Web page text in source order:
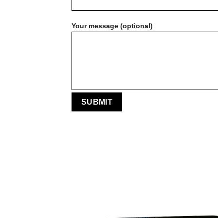
Your message (optional)